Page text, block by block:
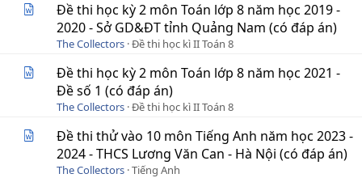
Đề thi học kỳ 2 môn Toán lớp 8 năm học 2019 -
2020 - Sở GD&ĐT tỉnh Quảng Nam (có đáp án)
The Collectors Đề thi học kì II Toán 8
Đề thi học kỳ 2 môn Toán lớp 8 năm học 2021 -
Đề số 1 (có đáp án)
The Collectors Đề thi học kì II Toán 8
Đề thi thử vào 10 môn Tiếng Anh năm học 2023 -
2024 - THCS Lương Văn Can - Hà Nội (có đáp án)
The Collectors Tiếng Anh